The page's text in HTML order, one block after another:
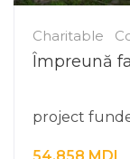
Charitable
Împreună
project